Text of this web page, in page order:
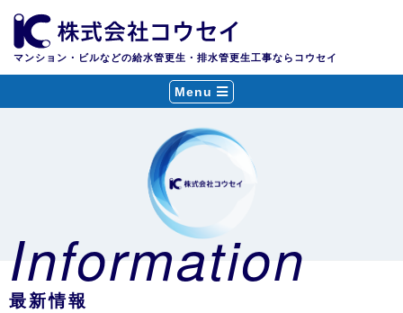
マンション・ビルなどの給水管更生・排水管更生工事ならコウセイ
Menu
Information
最新情報